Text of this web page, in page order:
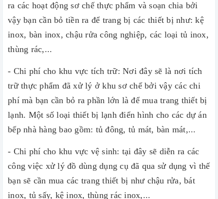
ra các hoạt động sơ chế thực phẩm và soạn chia bởi
vậy bạn cần bỏ tiền ra để trang bị các thiết bị như: kệ
inox, bàn inox, chậu rửa công nghiệp, các loại tủ inox,
thùng rác,...
- Chi phí cho khu vực tích trữ: Nơi đây sẽ là nơi tích
trữ thực phẩm đã xử lý ở khu sơ chế bởi vậy các chi
phí mà bạn cần bỏ ra phần lớn là để mua trang thiết bị
lạnh. Một số loại thiết bị lạnh điển hình cho các dự án
bếp nhà hàng bao gồm: tủ đông, tủ mát, bàn mát,...
- Chi phí cho khu vực vệ sinh: tại đây sẽ diễn ra các
công việc xử lý đồ dùng dụng cụ đã qua sử dụng vì thế
bạn sẽ cần mua các trang thiết bị như chậu rửa, bát
inox, tủ sấy, kệ inox, thùng rác inox,...